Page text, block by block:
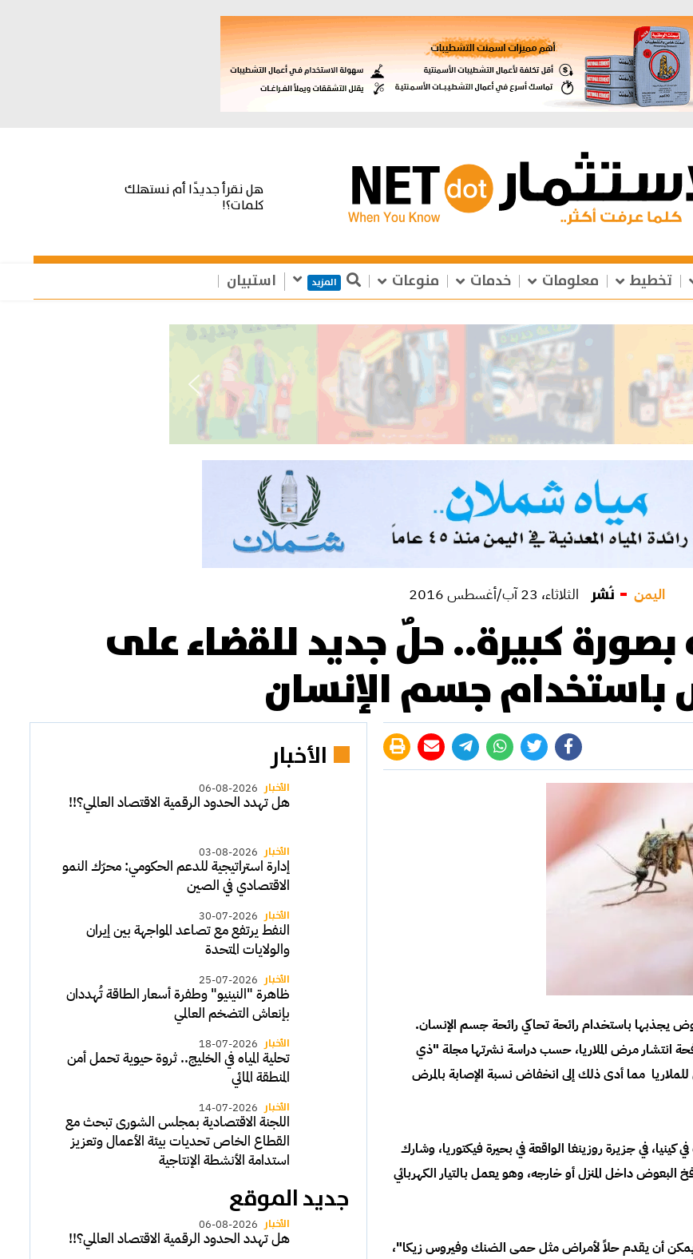
هل نقرأ جديدًا أم نستهلك
كلمات؟!
تخطيط معلومات خدمات منوعات المزيد استبيان
اليمن نُشر الثلاثاء، 23 آب/أغسطس 2016
كبيرة.. حلٌ جديد للقضاء على
باستخدام جسم الإنسان
يجذبها باستخدام رائحة تحاكي رائحة جسم الإنسان.
انتشار مرض الملاريا، حسب دراسة نشرتها مجلة "ذي
الحامل للملاريا مما أدى ذلك إلى انخفاض نسبة الإصابة بالمرض
في جزيرة روزينغا الواقعة في بحيرة فيكتوريا، وشارك
25 الفاً، وتمت بوضع فخ البعوض داخل المنزل أو خارجه، وهو يعمل بالتيار الكهربائي
يمكن أن يقدم حلاً لأمراض مثل حمى الضنك وفيروس زيكا"،
الأخبار
الأخبار 06-08-2026
هل تهدد الحدود الرقمية الاقتصاد العالمي؟!!
الأخبار 03-08-2026
إدارة استراتيجية للدعم الحكومي: محرّك النمو
الاقتصادي في الصين
الأخبار 30-07-2026
النفط يرتفع مع تصاعد المواجهة بين إيران
والولايات المتحدة
الأخبار 25-07-2026
ظاهرة "النينيو" وطفرة أسعار الطاقة تُهددان
بإنعاش التضخم العالمي
الأخبار 18-07-2026
تحلية المياه في الخليج.. ثروة حيوية تحمل أمن
المنطقة المائي
الأخبار 14-07-2026
اللجنة الاقتصادية بمجلس الشورى تبحث مع
القطاع الخاص تحديات بيئة الأعمال وتعزيز
استدامة الأنشطة الإنتاجية
جديد الموقع
الأخبار 06-08-2026
هل تهدد الحدود الرقمية الاقتصاد العالمي؟!!